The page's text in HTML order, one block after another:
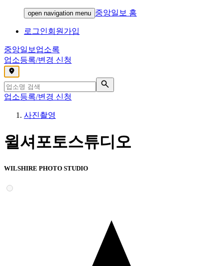
open navigation menu 중앙일보 홈
로그인회원가입
중앙일보 업소록
업소등록/변경 신청
,
업소등록/변경 신청
사진촬영
윌셔포토스튜디오
WILSHIRE PHOTO STUDIO